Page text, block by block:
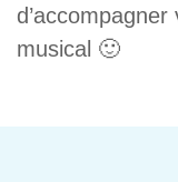
musical 🙂